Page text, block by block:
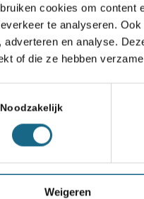
cookies om content
te analyseren.
adverteren en analyse.
of die ze hebben
Noodzakelijk
Weigeren
speelt Anish
volgen vanaf 12.00